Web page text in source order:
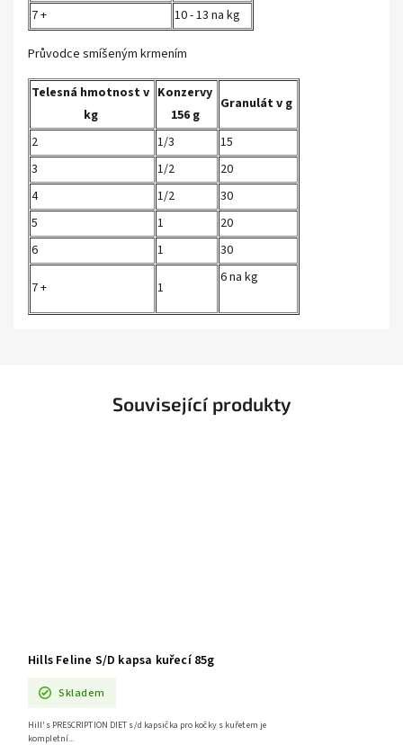
7 +
10 - 13 na kg
Průvodce smíšeným krmením
Telesná hmotnost v
kg
Konzervy
156 g
Granulát v g
2 1/3
15
3
1/2
20
4
1/2
30
5
1
20
6
1 30
7 + 1
6 na kg
Související produkty
Hills Feline S/D kapsa kuřecí 85g
Skladem
Hill's PRESCRIPTION DIET s/d kapsička pro kočky s kuřetem je
kompletní...